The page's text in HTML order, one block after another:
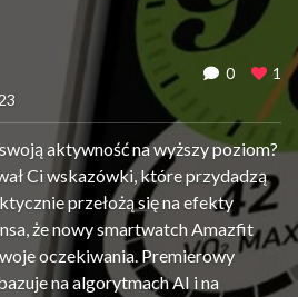
0 1
aktywność na wyższy poziom?
Ci wskazówki, które przydadzą
przełożą się na efekty
że nowy smartwatch Amazfit
oczekiwania. Premierowy
na algorytmach AI i na